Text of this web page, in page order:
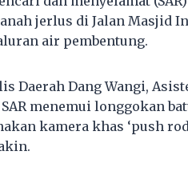
jerlus di Jalan Masjid
air pembentung.
Daerah Dang Wangi,
menemui longgokan
kamera khas ‘push